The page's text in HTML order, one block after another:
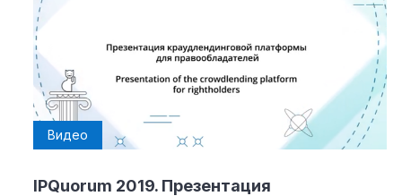
Видео
IPQuorum 2019. Презентация